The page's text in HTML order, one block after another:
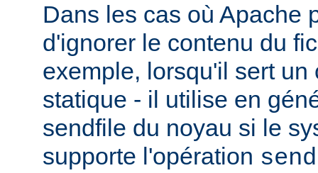
Dans les cas où Apache
d'ignorer le contenu du
exemple, lorsqu'il sert un
statique - il utilise en
sendfile du noyau si le
supporte l'opération